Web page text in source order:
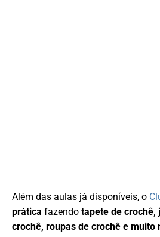
Além das aulas já disponíveis, o
prática fazendotapete de crochê,
crochê, roupas de crochê e muito